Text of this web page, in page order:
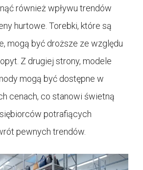
również wpływu trendów
hurtowe. Torebki, które są
mogą być droższe ze względu
Z drugiej strony, modele
mogą być dostępne w
cenach, co stanowi świetną
potrafiących
pewnych trendów.